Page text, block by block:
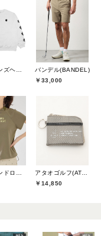
バンデル(BANDEL)
￥33,000
アタオゴルフ(ATAOGOLF)
￥14,850